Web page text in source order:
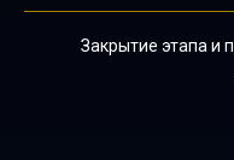
Закрытие этапа и